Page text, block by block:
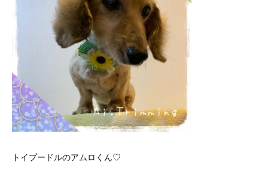
トイプードルのアムロくん♡